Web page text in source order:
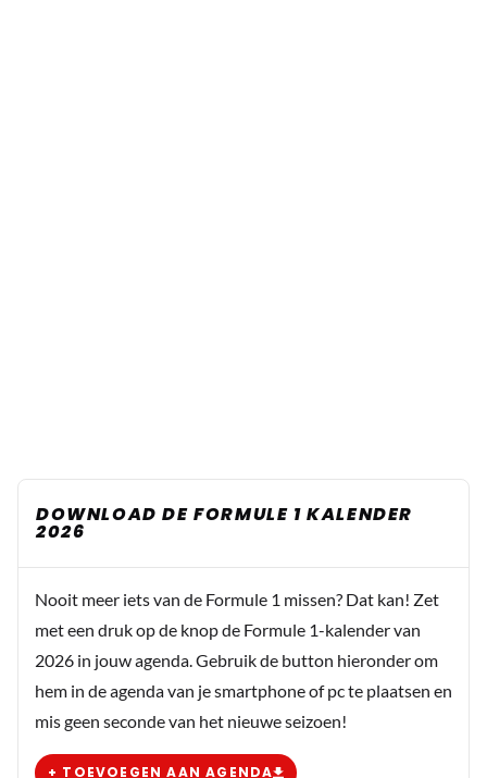
DOWNLOAD DE FORMULE 1 KALENDER
2026
Nooit meer iets van de Formule 1 missen? Dat kan! Zet
met een druk op de knop de Formule 1-kalender van
2026 in jouw agenda. Gebruik de button hieronder om
hem in de agenda van je smartphone of pc te plaatsen en
mis geen seconde van het nieuwe seizoen!
+ TOEVOEGEN AAN AGENDA